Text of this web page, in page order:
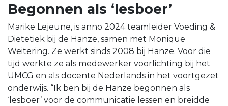
Begonnen als ‘lesboer’
Marike Lejeune, is anno 2024 teamleider Voeding &
Diëtetiek bij de Hanze, samen met Monique
Weitering. Ze werkt sinds 2008 bij Hanze. Voor die
tijd werkte ze als medewerker voorlichting bij het
UMCG en als docente Nederlands in het voortgezet
onderwijs. “Ik ben bij de Hanze begonnen als
‘lesboer’ voor de communicatie lessen en breidde